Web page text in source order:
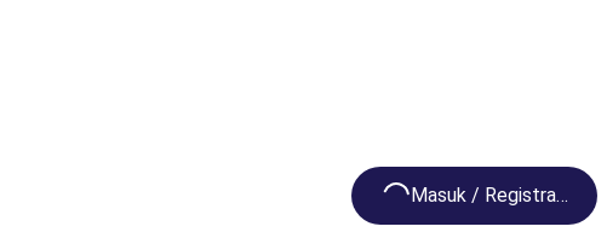
Loading...
Masuk / Registrasi